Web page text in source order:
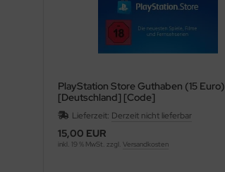
PlayStation Store Guthaben (15 Euro)
[Deutschland] [Code]
Lieferzeit: Derzeit nicht lieferbar
15,00 EUR
inkl. 19 % MwSt. zzgl. Versandkosten